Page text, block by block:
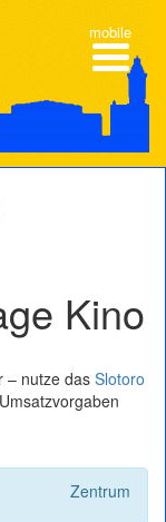
Kino
– nutze das Slotoro
Zentrum
mobile